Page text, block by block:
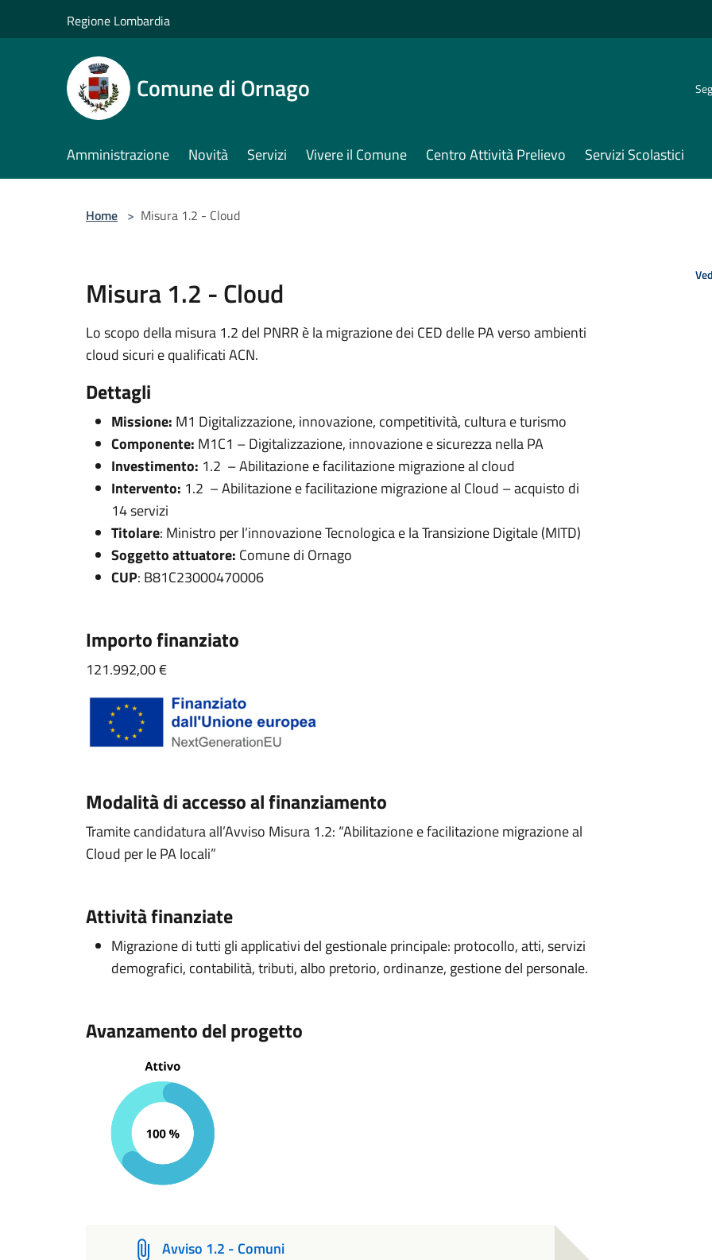
Regione Lombardia
Comune di Ornago
Amministrazione Novità Servizi Vivere il Comune Centro Attività Prelievo Servizi Scolastici
Home > Misura 1.2 - Cloud
Misura 1.2 - Cloud
Lo scopo della misura 1.2 del PNRR è la migrazione dei CED delle PA verso ambienti
cloud sicuri e qualificati ACN.
Dettagli
Missione: M1 Digitalizzazione, innovazione, competitività, cultura e turismo
Componente: M1C1 – Digitalizzazione, innovazione e sicurezza nella PA
Investimento: 1.2 – Abilitazione e facilitazione migrazione al cloud
Intervento: 1.2 – Abilitazione e facilitazione migrazione al Cloud – acquisto di
14 servizi
Titolare: Ministro per l’innovazione Tecnologica e la Transizione Digitale (MITD)
Soggetto attuatore: Comune di Ornago
CUP: B81C23000470006
Importo finanziato
121.992,00 €
Modalità di accesso al finanziamento
Tramite candidatura all’Avviso Misura 1.2: “Abilitazione e facilitazione migrazione al
Cloud per le PA locali”
Attività finanziate
Migrazione di tutti gli applicativi del gestionale principale: protocollo, atti, servizi
demografici, contabilità, tributi, albo pretorio, ordinanze, gestione del personale.
Avanzamento del progetto
Avviso 1.2 - Comuni